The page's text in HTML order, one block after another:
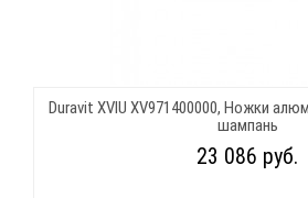
Duravit XVIU XV971400000, Ножки
шампань
23 086 руб.